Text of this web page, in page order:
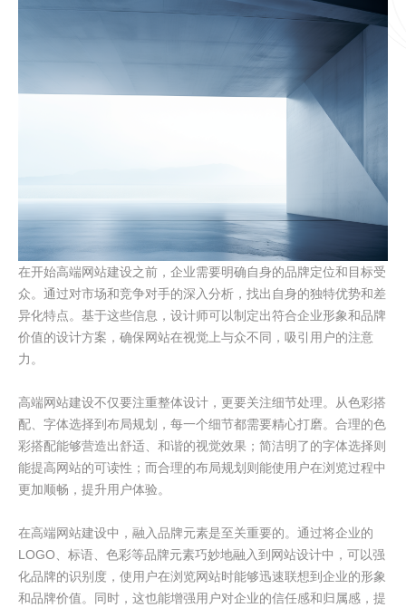
在开始高端网站建设之前，企业需要明确自身的品牌定位和目标受
众。通过对市场和竞争对手的深入分析，找出自身的独特优势和差
异化特点。基于这些信息，设计师可以制定出符合企业形象和品牌
价值的设计方案，确保网站在视觉上与众不同，吸引用户的注意
力。
高端网站建设不仅要注重整体设计，更要关注细节处理。从色彩搭
配、字体选择到布局规划，每一个细节都需要精心打磨。合理的色
彩搭配能够营造出舒适、和谐的视觉效果；简洁明了的字体选择则
能提高网站的可读性；而合理的布局规划则能使用户在浏览过程中
更加顺畅，提升用户体验。
在高端网站建设中，融入品牌元素是至关重要的。通过将企业的
LOGO、标语、色彩等品牌元素巧妙地融入到网站设计中，可以强
化品牌的识别度，使用户在浏览网站时能够迅速联想到企业的形象
和品牌价值。同时，这也能增强用户对企业的信任感和归属感，提